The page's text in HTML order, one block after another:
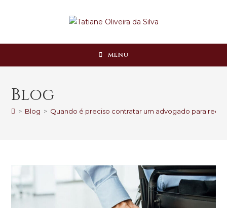
MENU
Blog
> Blog > Quando é preciso contratar um advogado para